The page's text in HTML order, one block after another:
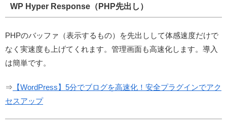
WP Hyper Response（PHP先出し）
PHPのバッファ（表示するもの）を先出しして体感速度だけで
なく実速度も上げてくれます。管理画面も高速化します。導入
は簡単です。
⇒ 【WordPress】5分でブログを高速化！安全プラグインでアク
セスアップ